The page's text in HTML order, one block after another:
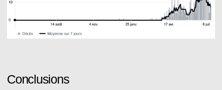
Conclusions